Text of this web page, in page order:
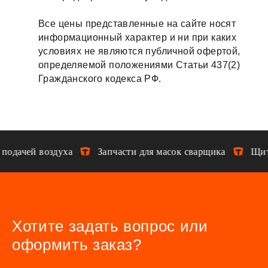
режима
зачистк
и)
Все цены представленные на сайте носят
информационный характер и ни при каких
условиях не являются публичной офертой,
определяемой положениями Статьи 437(2)
Гражданского кодекса РФ.
воздуха Запчасти для масок сварщика Щитки
Хотите задать вопрос или
оформить заказ?